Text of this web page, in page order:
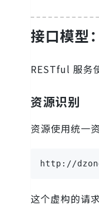
接口模型
RESTful 服务
资源识别
资源使用统一
http://
这个虚构的请